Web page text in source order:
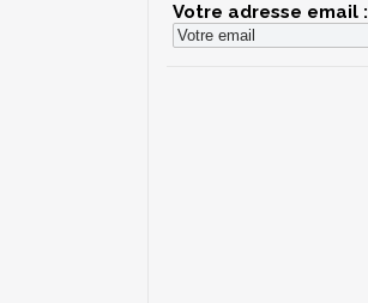
Votre adresse email :